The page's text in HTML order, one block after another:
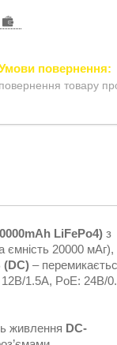
повернення товару
LiFePo4) з
ємність 20000 мАг),
(DC) –
1.5А, PoE: 24В/
живлення DC-